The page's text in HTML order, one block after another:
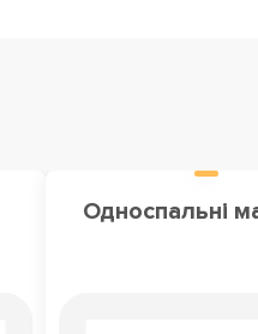
Односпальні